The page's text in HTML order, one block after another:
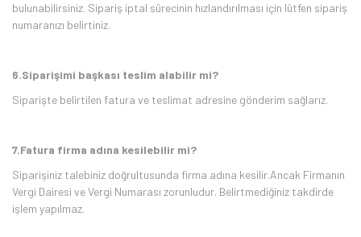
bulunabilirsiniz. Sipariş iptal sürecinin hızlandırılması için lütfen sipariş
numaranızı belirtiniz.
6.Siparişimi başkası teslim alabilir mi?
Siparişte belirtilen fatura ve teslimat adresine gönderim sağlarız.
7.Fatura firma adına kesilebilir mi?
Siparişiniz talebiniz doğrultusunda firma adına kesilir.Ancak Firmanın
Vergi Dairesi ve Vergi Numarası zorunludur. Belirtmediğiniz takdirde
işlem yapılmaz.